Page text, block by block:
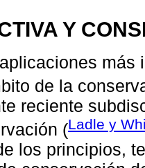
Y
más
de la
reciente
(Ladle y
los principios,